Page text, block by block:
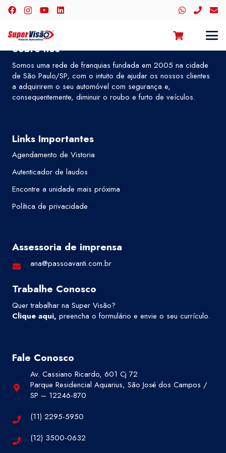
Sobre nós
Somos uma rede de franquias fundada em 2005 na cidade
de São Paulo/SP, com o intuito de ajudar os nossos clientes
a adquirirem o seu automóvel com segurança e,
consequentemente, diminuir o roubo e furto de veículos.
Links Importantes
Agendamento de Vistoria
Autenticador de laudos
Encontre a unidade mais próxima
Política de privacidade
Assessoria de imprensa
ana@passoavanti.com.br
Trabalhe Conosco
Quer trabalhar na Super Visão?
Clique aqui, preencha o formulário e envie o seu currículo.
Fale Conosco
Av. Cassiano Ricardo, 601 Cj 72
Parque Residencial Aquarius, São José dos Campos /
SP – 12246-870
(11) 2295-5950
(12) 3500-0632